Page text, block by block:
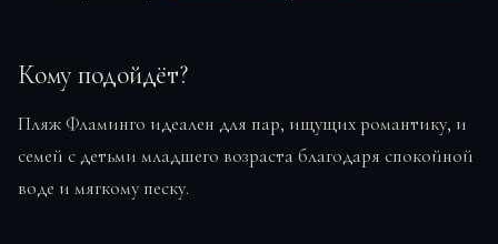
Кому подойдёт?
Пляж Фламинго идеален для пар, ищущих романтику, и
семей с детьми младшего возраста благодаря спокойной
воде и мягкому песку.